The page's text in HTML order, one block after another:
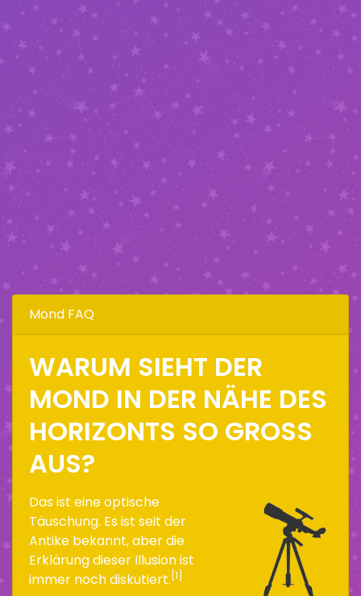
Mond FAQ
WARUM SIEHT DER
MOND IN DER NÄHE DES
HORIZONTS SO GROSS A
US?
Das ist eine optische
Täuschung. Es ist seit der
Antike bekannt, aber die
Erklärung dieser Illusion ist
immer noch diskutiert. [1]